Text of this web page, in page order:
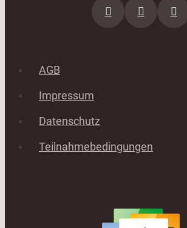
AGB
Impressum
Datenschutz
Teilnahmebedingungen